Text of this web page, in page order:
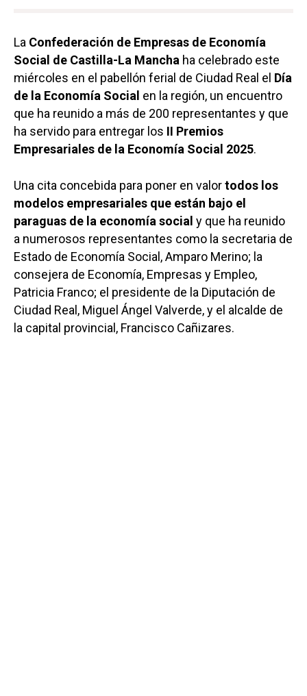
La Confederación de Empresas de Economía
Social de Castilla-La Mancha ha celebrado este
miércoles en el pabellón ferial de Ciudad Real el Día
de la Economía Social en la región, un encuentro
que ha reunido a más de 200 representantes y que
ha servido para entregar los II Premios
Empresariales de la Economía Social 2025.
Una cita concebida para poner en valortodos los
modelos empresariales que están bajo el
paraguas de la economía social y que ha reunido
a numerosos representantes como la secretaria de
Estado de Economía Social, Amparo Merino; la
consejera de Economía, Empresas y Empleo,
Patricia Franco; el presidente de la Diputación de
Ciudad Real, Miguel Ángel Valverde, y el alcalde de
la capital provincial, Francisco Cañizares.